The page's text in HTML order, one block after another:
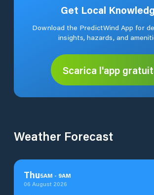
Get Local
Download the PredictWind App for
insights, hazards, and
Scarica l'app
Weather Forecast
Thu5AM - 9AM
06 August 2026